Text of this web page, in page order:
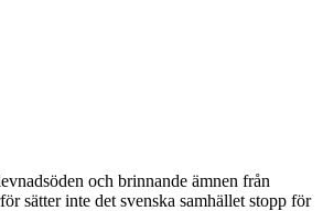
och brinnande ämnen från
sätter inte det svenska samhället stopp för